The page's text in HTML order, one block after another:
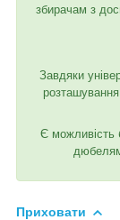
збирачам з
Завдяки
Є можливість
Приховати